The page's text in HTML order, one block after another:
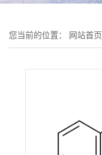
您当前的位置： 网站首页